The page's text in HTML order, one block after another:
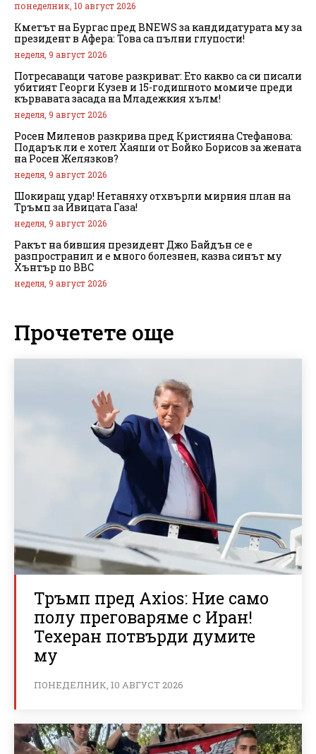
понеделник, 10 август 2026
Кметът на Бургас пред BNEWS за кандидатурата му за
президент в Афера: Това са пълни глупости!
неделя, 9 август 2026
Потресаващи чатове разкриват: Ето какво са си писали
убитият Георги Кузев и 15-годишното момиче преди
кървавата засада на Младежкия хълм!
неделя, 9 август 2026
Росен Миленов разкрива пред Кристияна Стефанова:
Подарък ли е хотел Хаяши от Бойко Борисов за жената
на Росен Желязков?
неделя, 9 август 2026
Шокиращ удар! Нетаняху отхвърли мирния план на
Тръмп за Ивицата Газа!
неделя, 9 август 2026
Ракът на бившия президент Джо Байдън се е
разпространил и е много болезнен, казва синът му
Хънтър по BBC
неделя, 9 август 2026
Прочетете още
Тръмп пред Axios: Ние само
полу преговаряме с Иран!
Техеран потвърди думите
му
ПОНЕДЕЛНИК, 10 АВГУСТ 2026